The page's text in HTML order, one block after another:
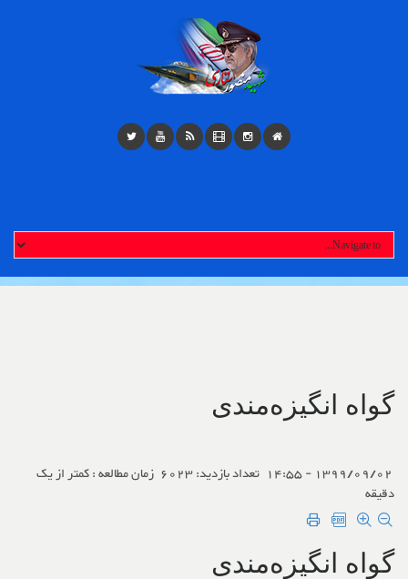
گواه انگیزه‌مندی
1399/09/02 - 14:55 تعداد بازدید: 6023
زمان مطالعه : کمتر از یک
دقیقه
گواه انگیزه‌مندی